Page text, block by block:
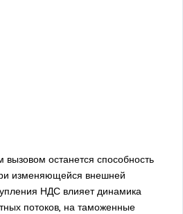
останется способность
изменяющейся внешней
НДС влияет динамика
потоков, на таможенные